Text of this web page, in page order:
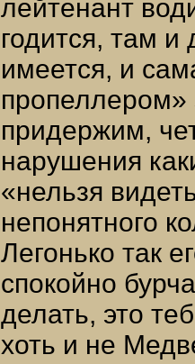
лейтенант
годится, там
имеется, и
пропеллером»
придержим,
нарушения
«нельзя
непонятного
Легонько так
спокойно
делать, это
хоть и не